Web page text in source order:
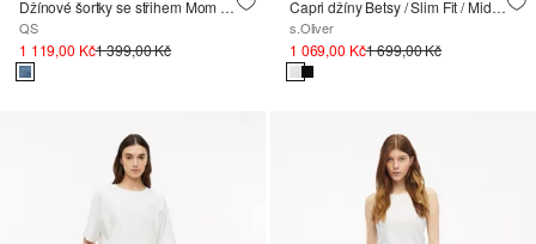
Džínové šortky se střihem Mom / Relaxed Fit / High Rise
QS
1 119,00 Kč1 399,00 Kč
Capri džíny Betsy / Slim Fit / Mid Rise / Slim Leg
s.Oliver
1 069,00 Kč1 699,00 Kč